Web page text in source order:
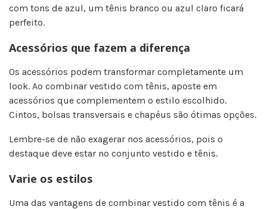
com tons de azul, um tênis branco ou azul claro ficará
perfeito.
Acessórios que fazem a diferença
Os acessórios podem transformar completamente um
look. Ao combinar vestido com tênis, aposte em
acessórios que complementem o estilo escolhido.
Cintos, bolsas transversais e chapéus são ótimas opções.
Lembre-se de não exagerar nos acessórios, pois o
destaque deve estar no conjunto vestido e tênis.
Varie os estilos
Uma das vantagens de combinar vestido com tênis é a